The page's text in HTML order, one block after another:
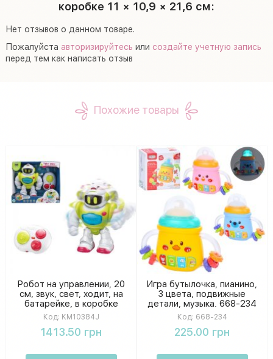
коробке 11 × 10,9 × 21,6 см:
Нет отзывов о данном товаре.
Пожалуйста авторизируйтесь или создайте учетную запись
перед тем как написать отзыв
Похожие товары
Робот на управлении, 20
см, звук, свет, ходит, на
батарейке, в коробке
28,5-23,5-9см KM10384J
Код: KM10384J
1413.50 грн
Игра бутылочка, пианино,
3 цвета, подвижные
детали, музыка. 668-234
Код: 668-234
225.00 грн